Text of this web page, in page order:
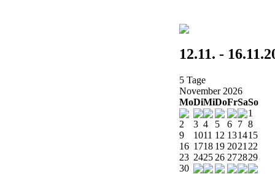
12.11. -
5 Tage
November 2026
MoDiMiDoFrSaSo
1
2
3 4 5 6 7 8
9
1011 12 131415
16 1718 19 2021 22
23 2425 26 272829
30